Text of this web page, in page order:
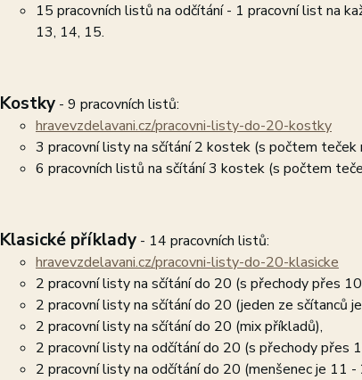
15 pracovních listů na odčítání - 1 pracovní list na
13, 14, 15.
Kostky- 9 pracovních listů:
hravevzdelavani.cz/pracovni-listy-do-20-kostky
3 pracovní listy na sčítání 2 kostek (s počtem teček
6 pracovních listů na sčítání 3 kostek (s počtem
Klasické příklady- 14 pracovních listů:
hravevzdelavani.cz/pracovni-listy-do-20-klasicke
2 pracovní listy na sčítání do 20 (s přechody přes
2 pracovní listy na sčítání do 20 (jeden ze sčítanců
2 pracovní listy na sčítání do 20 (mix příkladů),
2 pracovní listy na odčítání do 20 (s přechody
2 pracovní listy na odčítání do 20 (menšenec je 11